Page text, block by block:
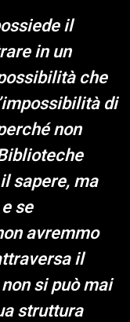
il
in un
che
di
non
sapere, ma
se
avremmo
il
si può mai
struttura